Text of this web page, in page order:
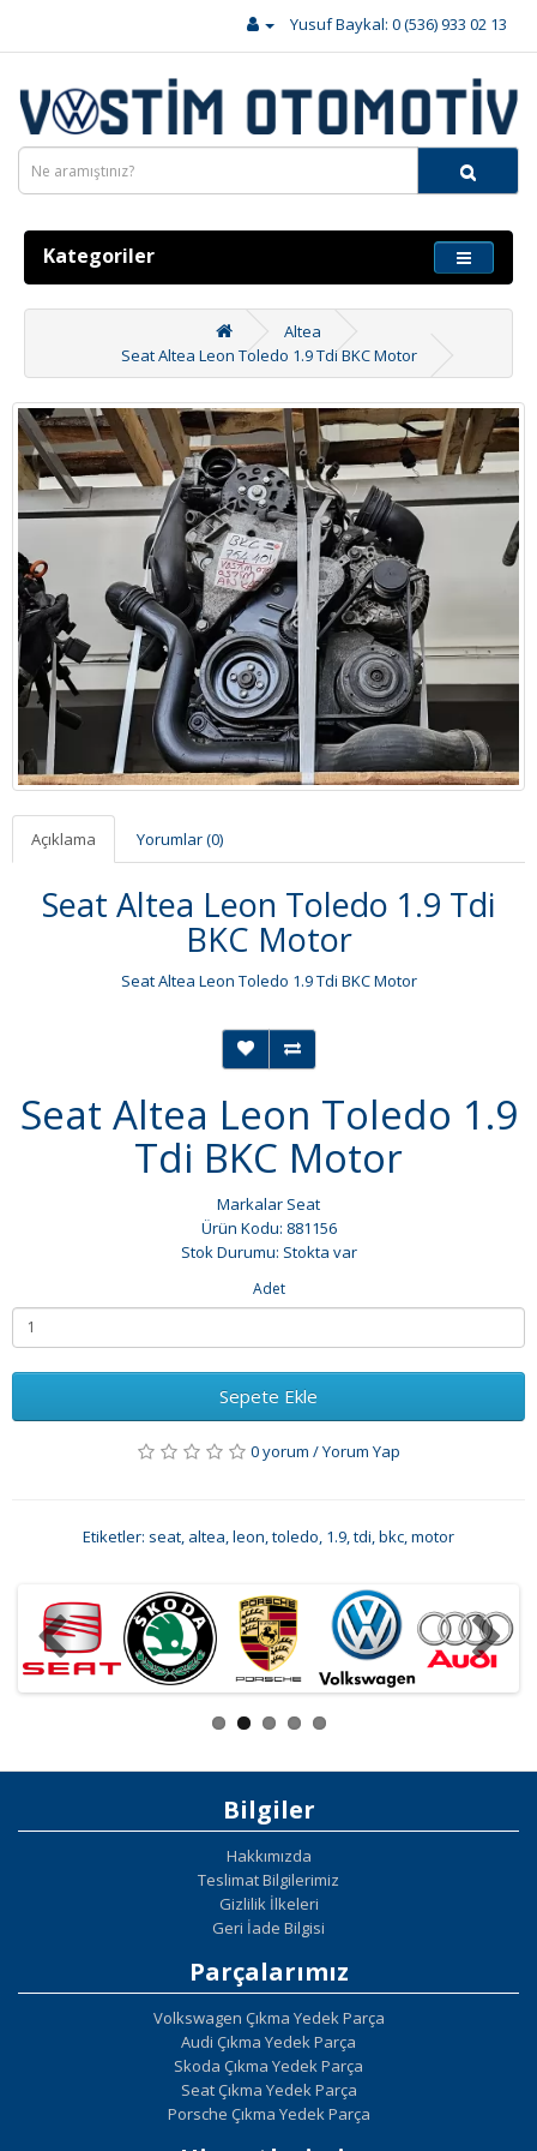
Yusuf Baykal: 0 (536) 933 02 13
Kategoriler
Altea
Seat Altea Leon Toledo 1.9 Tdi BKC Motor
Açıklama Yorumlar (0)
Seat Altea Leon Toledo 1.9 Tdi
BKC Motor
Seat Altea Leon Toledo 1.9 Tdi BKC Motor
Seat Altea Leon Toledo 1.9
Tdi BKC Motor
Markalar Seat
Ürün Kodu: 881156
Stok Durumu: Stokta var
Adet
Sepete Ekle
0 yorum /Yorum Yap
Etiketler: seat, altea,leon,toledo, 1.9,tdi,bkc,motor
Bilgiler
Hakkımızda
Teslimat Bilgilerimiz
Gizlilik İlkeleri
Geri İade Bilgisi
Parçalarımız
Volkswagen Çıkma Yedek Parça
Audi Çıkma Yedek Parça
Skoda Çıkma Yedek Parça
Seat Çıkma Yedek Parça
Porsche Çıkma Yedek Parça